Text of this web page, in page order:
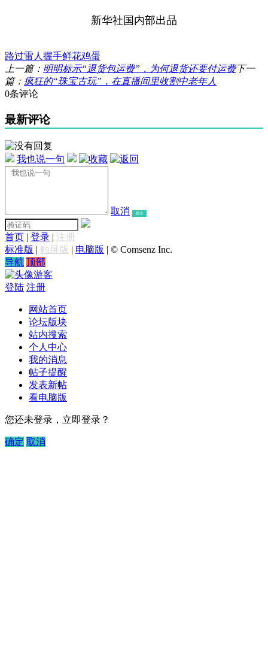
新华社国内部出品
路过雷人握手鲜花鸡蛋
上一篇： 明明标示“退货包运费”，为何退货还要付运费下一
篇： 疯狂的“珠宝古玩”，在直播间里收割中老年人
0条评论
最新评论
我也说一句
取消 提交
首页 | 登录 | 注册
标准版 | 触屏版 | 电脑版 | © Comsenz Inc.
导航 顶部
游客
登陆 注册
网站首页
论坛版块
站内搜索
个人中心
我的消息
帖子提醒
发表新帖
看电脑版
您还未登录，立即登录？
确定 取消